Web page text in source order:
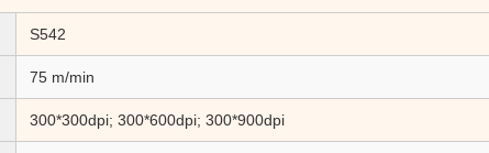
S542
75 m/min
300*300dpi; 300*600dpi; 300*900dpi